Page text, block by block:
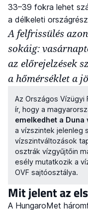
33–39 fokra lehet
a délkeleti
A felfrissülés
sokáig:
az előrejelzések
a hőmérséklet a
Az Országos Vízügyi
ír, hogy a
emelkedhet a Duna
a vízszintek jelenleg
vízszintváltozások
osztrák vízgyűjtőin
esély mutatkozik a
OVF sajtóosztálya.
Mit jelent az
A HungaroMet